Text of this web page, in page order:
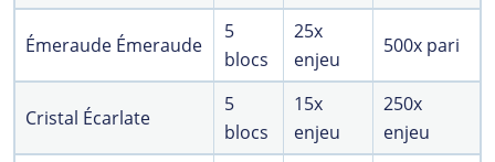
Émeraude Émeraude
5
blocs
25x
enjeu
500x pari
Cristal Écarlate
5
blocs
15x
enjeu
250x
enjeu